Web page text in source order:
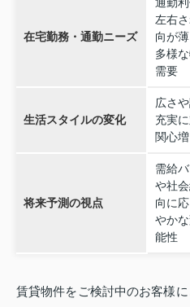
在宅勤務・通勤ニーズ
左右
向が薄
多様
需要
生活スタイルの変化
広さ
充実
関心増
将来予測の視点
需給
や社
向に
やか
能性
賃貸物件をご検討中のお客様